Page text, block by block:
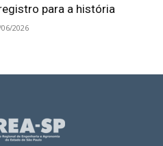
para a história
2026